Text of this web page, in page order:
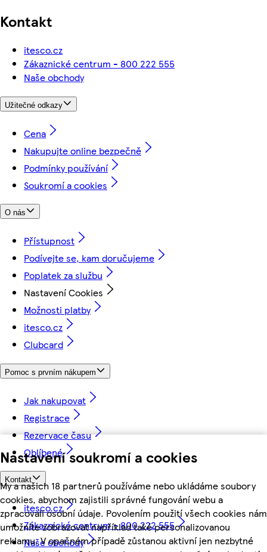
Nastavení soukromí a cookies
My a našich 18 partnerů používáme nebo ukládáme soubory
cookies, abychom zajistili správné fungování webu a
zpracovali osobní údaje. Povolením použití všech cookies nám
umožníte zobrazovat například také personalizovanou
reklamu. V opačném případě zůstanou aktivní jen nezbytné
Kontakt
itesco.cz
Zákaznické centrum - 800 222 555
Naše obchody
Užitečné odkazy
Cena
Nakupujte online bezpečně
Podmínky používání
Soukromí a cookies
O nás
Přístupnost
Podívejte se, kam doručujeme
Poplatek za službu
Nastavení Cookies
Možnosti platby
itesco.cz
Clubcard
Pomoc s prvním nákupem
Jak nakupovat
Registrace
Rezervace času
Oblíbené
Kontakt
itesco.cz
Zákaznické centrum - 800 222 555
Naše obchody